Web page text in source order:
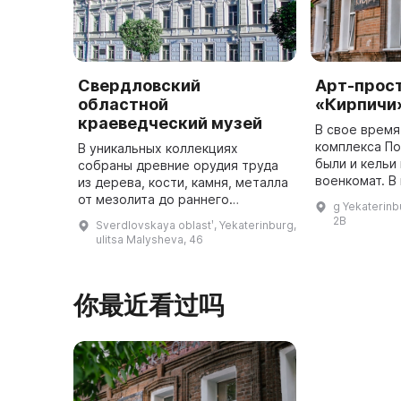
Свердловский
областной
краеведческий музей
В уникальных коллекциях
собраны древние орудия труда
из дерева, кости, камня, металла
от мезолита до раннего
начала XVIII века, невьянская
старообрядческая иконопись,
Sverdlovskaya oblastʹ, Yekaterinburg,
ulitsa Malysheva, 46
Арт-
В свое
комплекса
были и кельи
военкомат.
подвал. По
g
2B
你最近看过吗